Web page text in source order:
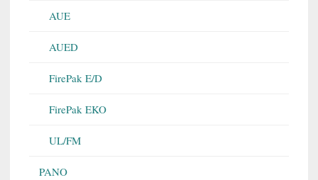
AUE
AUED
FirePak E/D
FirePak EKO
UL/FM
PANO